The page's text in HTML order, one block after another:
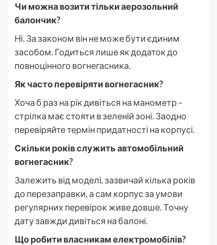
Чи можна возити тільки аерозольний
балончик?
Ні. За законом він не може бути єдиним
засобом. Годиться лише як додаток до
повноцінного вогнегасника.
Як часто перевіряти вогнегасник?
Хоча б раз на рік дивіться на манометр –
стрілка має стояти в зеленій зоні. Заодно
перевіряйте термін придатності на корпусі.
Скільки років служить автомобільний
вогнегасник?
Залежить від моделі, зазвичай кілька років
до перезаправки, а сам корпус за умови
регулярних перевірок живе довше. Точну
дату завжди дивіться на балоні.
Що робити власникам електромобілів?